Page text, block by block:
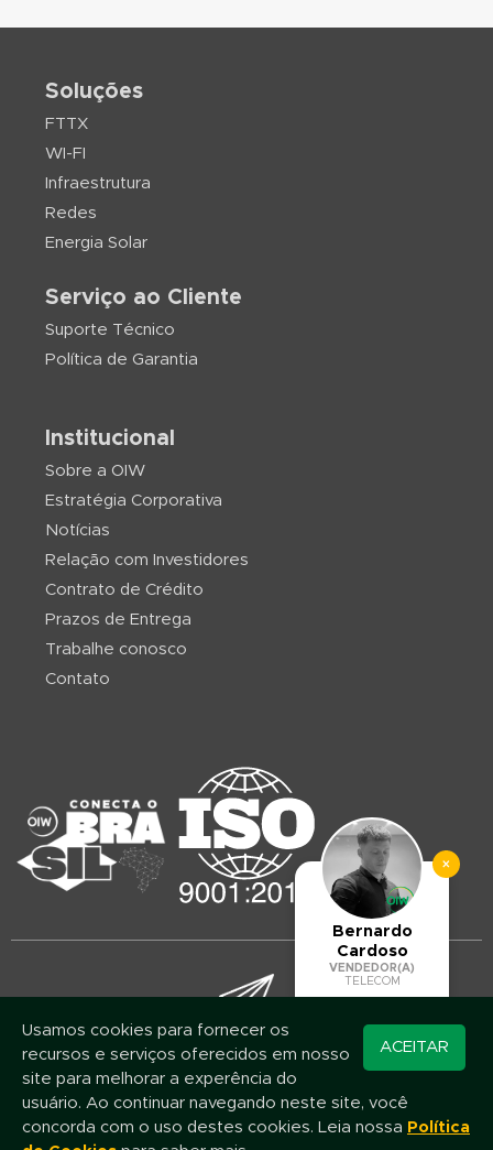
Soluções
FTTX
WI-FI
Infraestrutura
Redes
Energia Solar
Serviço ao Cliente
Suporte Técnico
Política de Garantia
Institucional
Sobre a OIW
Estratégia Corporativa
Notícias
Relação com Investidores
Contrato de Crédito
Prazos de Entrega
Trabalhe conosco
Contato
Mantenha-se atualizado!
Assine nossa newsletter e fique por dentro das novidades e promoções
×
Bernardo
Cardoso
VENDEDOR(A)
TELECOM
WhatsApp
ACEITAR
Usamos cookies para fornecer os
recursos e serviços oferecidos em nosso
site para melhorar a experência do
usuário. Ao continuar navegando neste site, você
concorda com o uso destes cookies. Leia nossa Política